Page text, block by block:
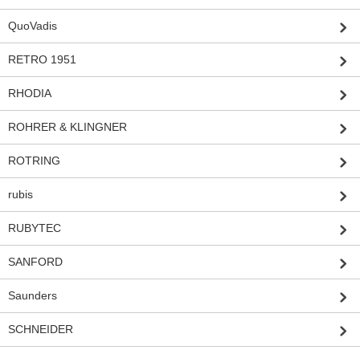
QuoVadis
RETRO 1951
RHODIA
ROHRER & KLINGNER
ROTRING
rubis
RUBYTEC
SANFORD
Saunders
SCHNEIDER